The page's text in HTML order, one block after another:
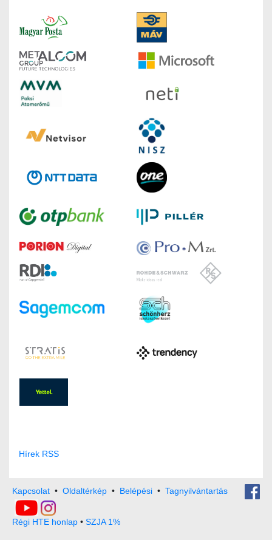
Hírek RSS
Kapcsolat • Oldaltérkép • Belépési • Tagnyilvántartás
Régi HTE honlap • SZJA 1%